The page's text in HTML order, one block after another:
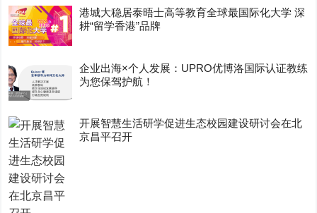
港城大稳居泰晤士高等教育全球最国际化大学 深
耕“留学香港”品牌
企业出海×个人发展：UPRO优博洛国际认证教练
为您保驾护航！
开展智慧生活研学促进生态校园建设研讨会在北
京昌平召开